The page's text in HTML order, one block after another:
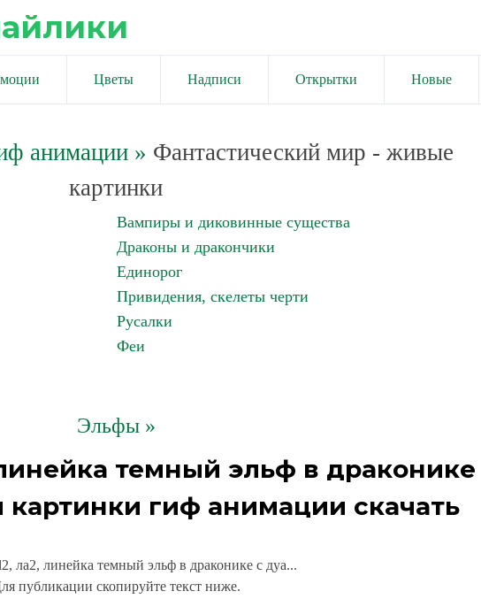
Цветы Надписи Открытки Новые
анимации » Фантастический мир - живые
картинки
Вампиры и диковинные существа
Драконы и дракончики
Единорог
Привидения, скелеты черти
Русалки
Феи
Эльфы »
темный эльф в драконике
картинки гиф анимации скачать
ла2, линейка темный эльф в драконике с дуа...
публикации скопируйте текст ниже.